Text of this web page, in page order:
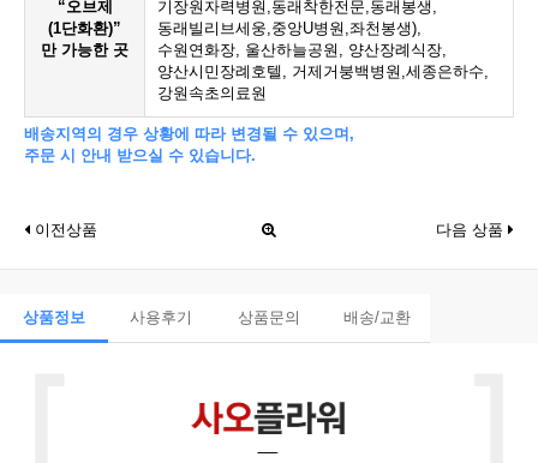
“오브제
(1단화환)”
만 가능한 곳
기장원자력병원,동래착한전문,동래봉생,
동래빌리브세웅,중앙U병원,좌천봉생),
수원연화장, 울산하늘공원, 양산장례식장,
양산시민장례호텔, 거제거붕백병원,세종은하수,
강원속초의료원
배송지역의 경우 상황에 따라 변경될 수 있으며,
주문 시 안내 받으실 수 있습니다.
이전상품 다음 상품
상품정보 사용후기 상품문의 배송/교환